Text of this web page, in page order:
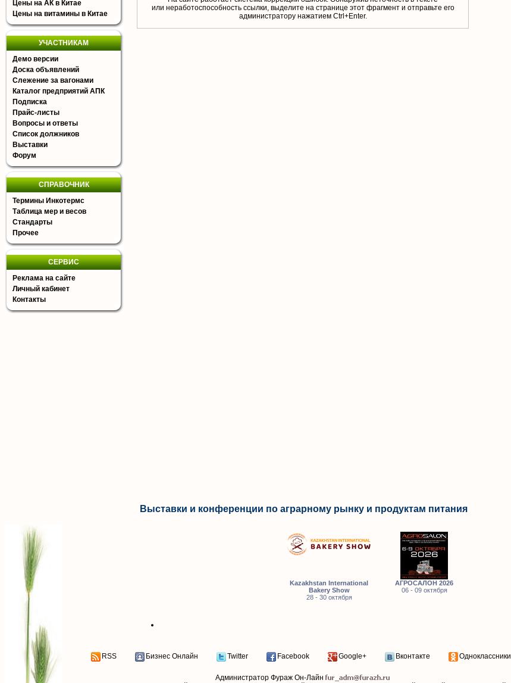
Цены на АК в Китае
Цены на витамины в Китае
УЧАСТНИКАМ
Демо версии
Доска объявлений
Слежение за вагонами
Каталог предприятий АПК
Подписка
Прайс-листы
Вопросы и ответы
Список должников
Выставки
Форум
СПРАВОЧНИК
Термины Инкотермс
Таблица мер и весов
Стандарты
Прочее
СЕРВИС
Реклама на сайте
Личный кабинет
Контакты
или неработоспособность ссылки, выделите на странице этот фрагмент и отправьте его
aдминистратору нажатием Ctrl+Enter.
Выставки и конференции по аграрному рынку и продуктам питания
Kazakhstan International
Bakery Show
28 - 30 октября
АГРОСАЛОН 2026
06 - 09 октября
RSS Бизнес Онлайн Twitter Facebook Google+ Вконтакте Одноклассники
Администратор Фураж Он-Лайн